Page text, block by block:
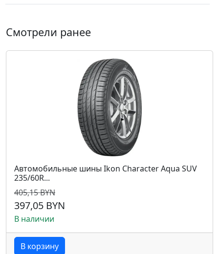
Смотрели ранее
Автомобильные шины Ikon Character Aqua SUV
235/60R...
405,15 BYN
397,05 BYN
В наличии
В корзину